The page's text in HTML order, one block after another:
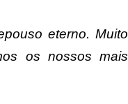
eterno. Muito
os nossos mais